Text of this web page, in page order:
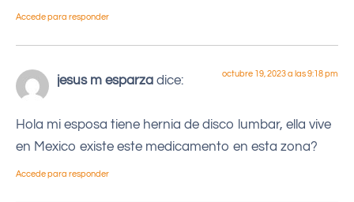
Accede para responder
jesus m esparza dice: octubre 19, 2023 a las 9:18 pm
Hola mi esposa tiene hernia de disco lumbar, ella vive
en Mexico existe este medicamento en esta zona?
Accede para responder